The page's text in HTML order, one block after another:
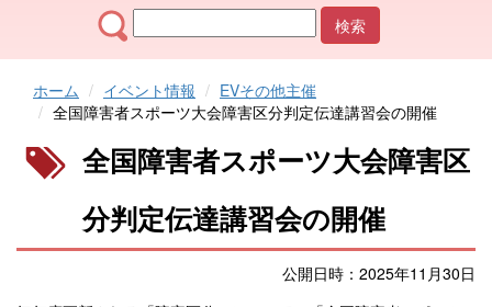
ホーム イベント情報
EVその他主催
全国障害者スポーツ大会障害区分判定伝達講習会の開催
全国障害者スポーツ大会障害区
分判定伝達講習会の開催
公開日時：2025年11月30日